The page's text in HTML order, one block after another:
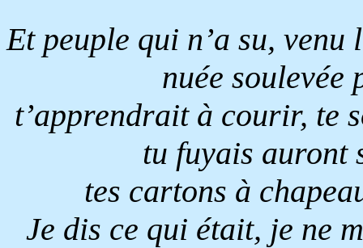
Et peuple qui n’a su,
nuée soulevée
t’apprendrait à courir, te
tu fuyais auront
tes cartons à
Je dis ce qui était, je ne